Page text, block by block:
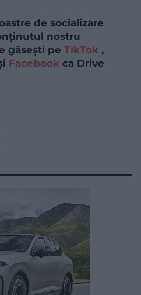
de socializare
nostru
găsești pe TikTok ,
Facebook ca Drive